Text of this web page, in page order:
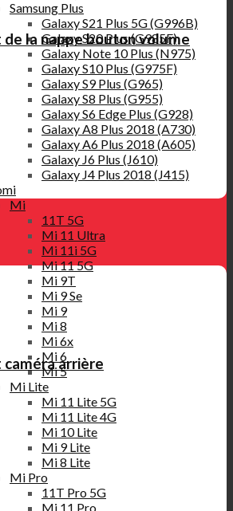
Samsung Plus
Galaxy S21 Plus 5G (G996B)
Galaxy S20 Plus (G985F)
Galaxy Note 10 Plus (N975)
Galaxy S10 Plus (G975F)
Galaxy S9 Plus (G965)
Galaxy S8 Plus (G955)
Galaxy S6 Edge Plus (G928)
Galaxy A8 Plus 2018 (A730)
Galaxy A6 Plus 2018 (A605)
Galaxy J6 Plus (J610)
Galaxy J4 Plus 2018 (J415)
Mi
11T 5G
Mi 11 Ultra
Mi 11i 5G
Mi 11 5G
Mi 9T
Mi 9 Se
Mi 9
Mi 8
Mi 6x
Mi 6
Mi 5
Mi Lite
Mi 11 Lite 5G
Mi 11 Lite 4G
Mi 10 Lite
Mi 9 Lite
Mi 8 Lite
Mi Pro
11T Pro 5G
Mi 11 Pro
la nappe bouton volume
arrière